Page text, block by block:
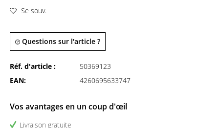
Se souv.
Questions sur l'article ?
Réf. d'article :
50369123
EAN:
4260695633747
Vos avantages en un coup d'œil
Livraison gratuite